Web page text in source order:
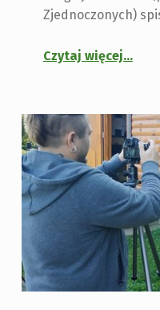
Zjednoczonych)
Czytaj więcej…